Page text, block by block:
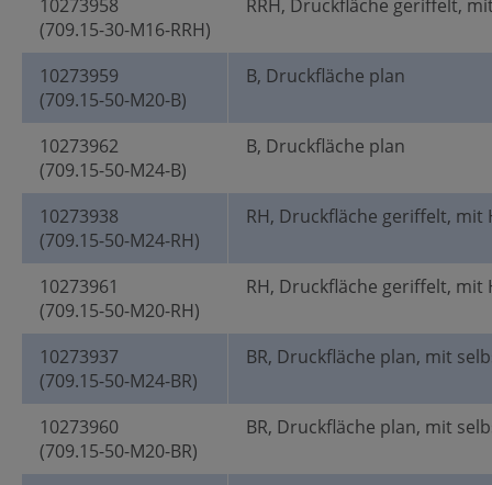
10273958
(709.15-30-M16-RRH)
RRH, Druckfläche geriffelt,
10273959
(709.15-50-M20-B)
B, Druckfläche plan
10273962
(709.15-50-M24-B)
B, Druckfläche plan
10273938
(709.15-50-M24-RH)
RH, Druckfläche geriffelt,
10273961
(709.15-50-M20-RH)
RH, Druckfläche geriffelt,
10273937
(709.15-50-M24-BR)
BR, Druckfläche plan, mit
10273960
(709.15-50-M20-BR)
BR, Druckfläche plan, mit